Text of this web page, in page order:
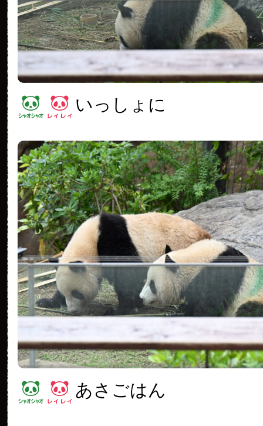
いっしょに
あさごはん